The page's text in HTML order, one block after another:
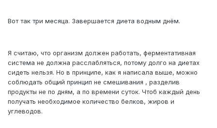
Вот так три месяца. Завершается диета водным днём.
Я считаю, что организм должен работать, ферментативная
система не должна расслабляться, потому долго на диетах
сидеть нельзя. Но в принципе, как я написала выше, можно
соблюдать общий принцип не смешивания , разделив
продукты не по дням, а по времени суток. Чтоб каждый день
получать необходимое количество белков, жиров и
углеводов.